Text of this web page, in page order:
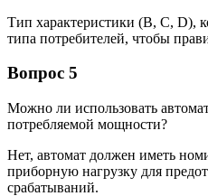
Тип характеристики (B, C, D),
типа потребителей, чтобы
Вопрос 5
Можно ли использовать
потребляемой мощности?
Нет, автомат должен иметь
приборную нагрузку для
срабатываний.